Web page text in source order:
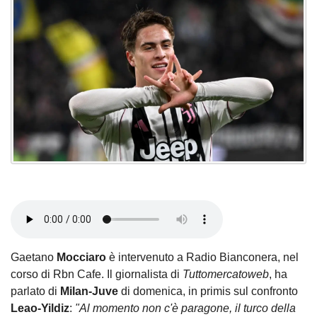
Gaetano Mocciaro è intervenuto a Radio Bianconera, nel
corso di Rbn Cafe. Il giornalista di Tuttomercatoweb, ha
parlato di Milan-Juve di domenica, in primis sul confronto
Leao-Yildiz: "Al momento non c'è paragone, il turco della